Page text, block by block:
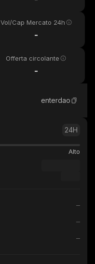
Vol/Cap Mercato 24h
-
Offerta circolante
-
enterdao
24H
Alto